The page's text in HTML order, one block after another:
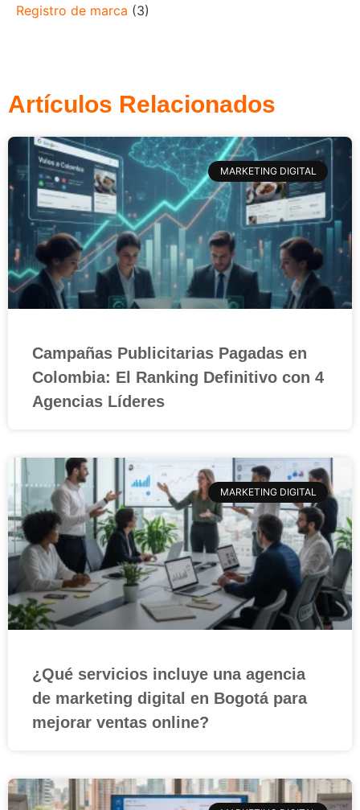
Registro de marca (3)
Artículos Relacionados
MARKETING DIGITAL
Campañas Publicitarias Pagadas en
Colombia: El Ranking Definitivo con 4
Agencias Líderes
MARKETING DIGITAL
¿Qué servicios incluye una agencia
de marketing digital en Bogotá para
mejorar ventas online?